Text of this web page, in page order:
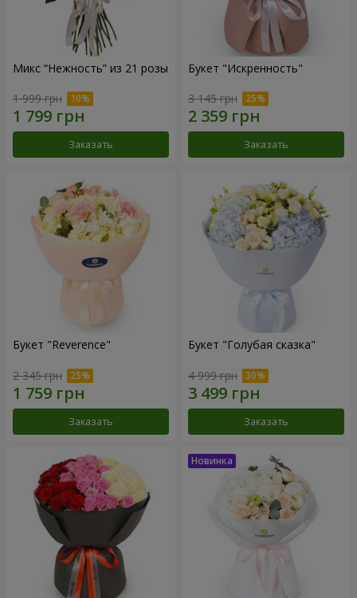
Микс “Нежность” из 21 розы
1 999 грн
Заказать
Букет "Искренность"
3 145 грн
Заказать
Букет "Reverence"
2 345 грн
Заказать
Букет "Голубая сказка"
4 999 грн
Заказать